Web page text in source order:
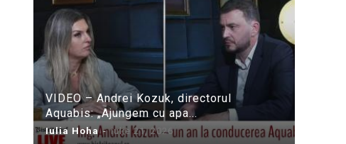
VIDEO – Andrei Kozuk, directorul
Aquabis: „Ajungem cu apa...
Iulia Hoha - iulie 21, 2026